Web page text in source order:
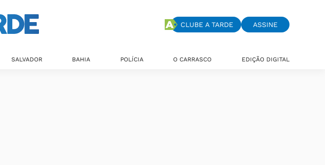
CLUBE A TARDE ASSINE
SALVADOR BAHIA POLÍCIA O CARRASCO EDIÇÃO DIGITAL